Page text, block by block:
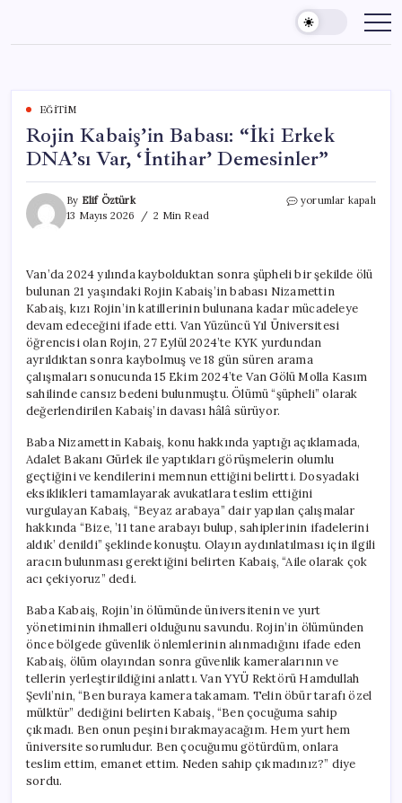
content
EĞITIM
Rojin Kabaiş’in Babası: “İki Erkek
DNA’sı Var, ‘İntihar’ Demesinler”
By Elif Öztürk
13 Mayıs 2026
2 Min Read
Rojin
DNA’sı
Var,
‘İntihar’
Demesinler”
için
yorumlar kapalı
Van’da 2024 yılında kaybolduktan sonra şüpheli bir şekilde ölü
bulunan 21 yaşındaki Rojin Kabaiş’in babası Nizamettin
Kabaiş, kızı Rojin’in katillerinin bulunana kadar mücadeleye
devam edeceğini ifade etti. Van Yüzüncü Yıl Üniversitesi
öğrencisi olan Rojin, 27 Eylül 2024’te KYK yurdundan
ayrıldıktan sonra kaybolmuş ve 18 gün süren arama
çalışmaları sonucunda 15 Ekim 2024’te Van Gölü Molla Kasım
sahilinde cansız bedeni bulunmuştu. Ölümü “şüpheli” olarak
değerlendirilen Kabaiş’in davası hâlâ sürüyor.
Baba Nizamettin Kabaiş, konu hakkında yaptığı açıklamada,
Adalet Bakanı Gürlek ile yaptıkları görüşmelerin olumlu
geçtiğini ve kendilerini memnun ettiğini belirtti. Dosyadaki
eksiklikleri tamamlayarak avukatlara teslim ettiğini
vurgulayan Kabaiş, “Beyaz arabaya” dair yapılan çalışmalar
hakkında “Bize, ’11 tane arabayı bulup, sahiplerinin ifadelerini
aldık’ denildi” şeklinde konuştu. Olayın aydınlatılması için ilgili
aracın bulunması gerektiğini belirten Kabaiş, “Aile olarak çok
acı çekiyoruz” dedi.
Baba Kabaiş, Rojin’in ölümünde üniversitenin ve yurt
yönetiminin ihmalleri olduğunu savundu. Rojin’in ölümünden
önce bölgede güvenlik önlemlerinin alınmadığını ifade eden
Kabaiş, ölüm olayından sonra güvenlik kameralarının ve
tellerin yerleştirildiğini anlattı. Van YYÜ Rektörü Hamdullah
Şevli’nin, “Ben buraya kamera takamam. Telin öbür tarafı özel
mülktür” dediğini belirten Kabaiş, “Ben çocuğuma sahip
çıkmadı. Ben onun peşini bırakmayacağım. Hem yurt hem
üniversite sorumludur. Ben çocuğumu götürdüm, onlara
teslim ettim, emanet ettim. Neden sahip çıkmadınız?” diye
sordu.